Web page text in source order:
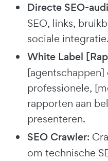
Directe SEO-
SEO, links,
sociale integratie.
White Label
professionele,
rapporten aan
presenteren.
SEO Crawler:
om technische